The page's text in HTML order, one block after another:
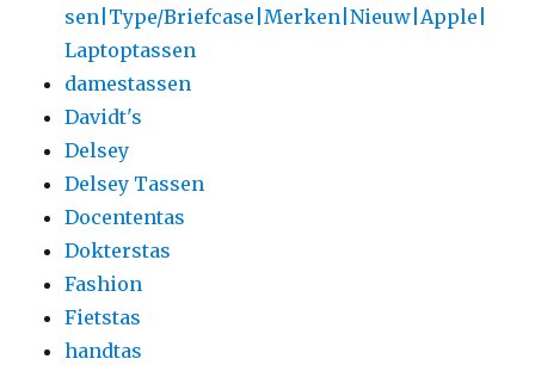
sen|Type/Briefcase|Merken|Nieuw|Apple|
Laptoptassen
damestassen
Davidt's
Delsey
Delsey Tassen
Docententas
Dokterstas
Fashion
Fietstas
handtas